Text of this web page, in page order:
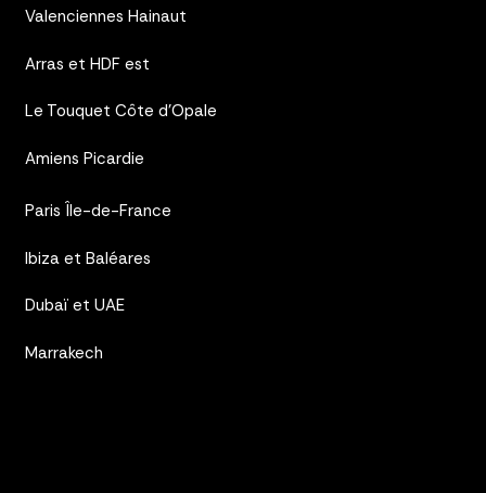
Valenciennes Hainaut
Arras et HDF est
Le Touquet Côte d’Opale
Amiens Picardie
Paris Île-de-France
Ibiza et Baléares
Dubaï et UAE
Marrakech